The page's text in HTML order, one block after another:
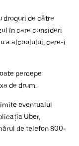
droguri de către
în care consideri
a alcoolului, cere-i
percepe
de drum.
eventualul
Uber,
de telefon 800-